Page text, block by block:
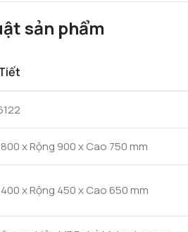
sản phẩm
x Rộng 900 x Cao 750 mm
x Rộng 450 x Cao 650 mm